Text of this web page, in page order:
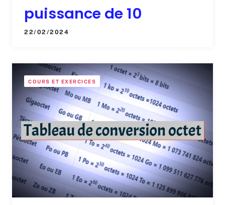
puissance de 10
22/02/2024
COURS ET EXERCICES